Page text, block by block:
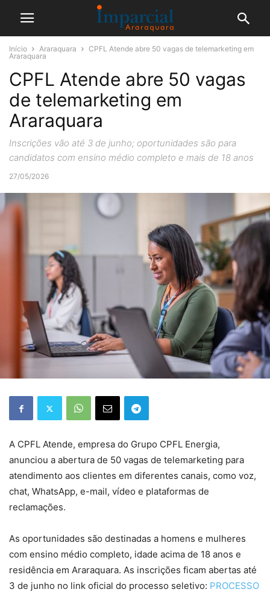
Início Araraquara
CPFL Atende abre 50 vagas de telemarketing em
Araraquara
CPFL Atende abre 50 vagas
de telemarketing em
Araraquara
Inscrições vão até 3 de junho; oportunidades são para
candidatos com ensino médio completo e mais de 18 anos
27/05/2026
A CPFL Atende, empresa do Grupo CPFL Energia,
anunciou a abertura de 50 vagas de telemarketing para
atendimento aos clientes em diferentes canais, como voz,
chat, WhatsApp, e-mail, vídeo e plataformas de
reclamações.
As oportunidades são destinadas a homens e mulheres
com ensino médio completo, idade acima de 18 anos e
residência em Araraquara. As inscrições ficam abertas até
3 de junho no link oficial do processo seletivo: PROCESSO